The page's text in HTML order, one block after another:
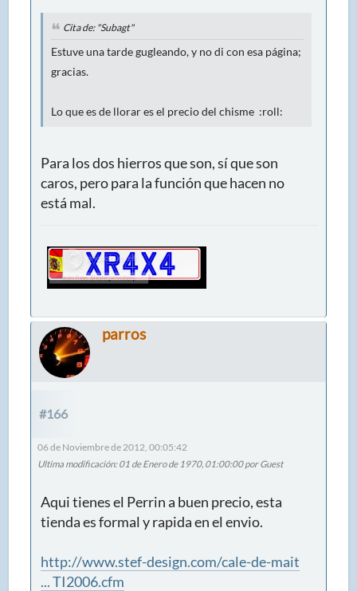
Cita de: "Subagt"
Estuve una tarde gugleando, y no di con esa página;
gracias.
Lo que es de llorar es el precio del chisme :roll:
Para los dos hierros que son, sí que son
caros, pero para la función que hacen no
está mal.
parros
#166
06 de Noviembre de 2012, 00:05:42
Ultima modificación: 01 de Enero de 1970, 01:00:00 por Guest
Aqui tienes el Perrin a buen precio, esta
tienda es formal y rapida en el envio.
http://www.stef-design.com/cale-de-mait
... TI2006.cfm